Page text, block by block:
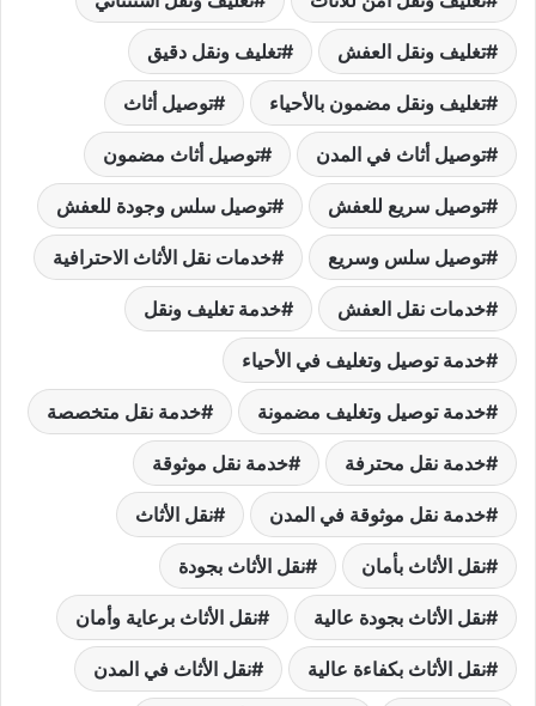
تغليف ونقل العفش تغليف ونقل دقيق
تغليف ونقل مضمون بالأحياء توصيل أثاث
توصيل أثاث في المدن توصيل أثاث مضمون
توصيل سريع للعفش توصيل سلس وجودة للعفش
توصيل سلس وسريع خدمات نقل الأثاث الاحترافية
خدمات نقل العفش خدمة تغليف ونقل
خدمة توصيل وتغليف في الأحياء
خدمة توصيل وتغليف مضمونة خدمة نقل متخصصة
خدمة نقل محترفة خدمة نقل موثوقة
خدمة نقل موثوقة في المدن نقل الأثاث
نقل الأثاث بأمان نقل الأثاث بجودة
نقل الأثاث بجودة عالية نقل الأثاث برعاية وأمان
نقل الأثاث بكفاءة عالية نقل الأثاث في المدن